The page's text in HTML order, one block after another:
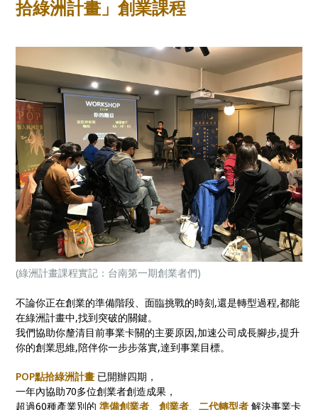
拾綠洲計畫」創業課程
(綠洲計畫課程實記：台南第一期創業者們)
不論你正在創業的準備階段、面臨挑戰的時刻,還是轉型過程,都能
在綠洲計畫中,找到突破的關鍵。
我們協助你釐清目前事業卡關的主要原因,加速公司成長腳步,提升
你的創業思維,陪伴你一步步落實,達到事業目標。
POP點拾綠洲計畫 已開辦四期，
一年內協助70多位創業者創造成果，
超過60種產業別的準備創業者 、創業者 、二代轉型者 解決事業卡